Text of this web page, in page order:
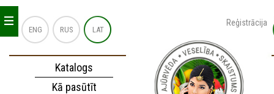
ENG RUS LAT
Reģistrācija
Katalogs
Kā pasūtīt
_
_
_